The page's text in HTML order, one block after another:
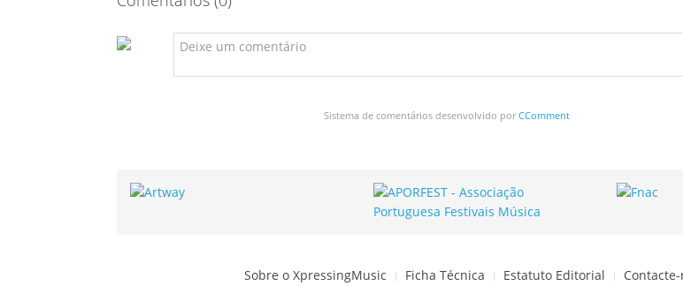
Sistema de comentários desenvolvido por CComment
Sobre o XpressingMusic Ficha Técnica Estatuto Editorial